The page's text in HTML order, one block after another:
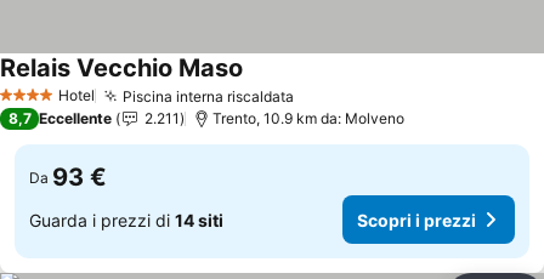
4 Stelle Hotel Piscina interna riscaldata
Relais Vecchio Maso
8,7 Eccellente 2.211 Trento, 10.9 km da: Molveno
Da 93 €
Guarda i prezzi di 14 siti Scopri i prezzi